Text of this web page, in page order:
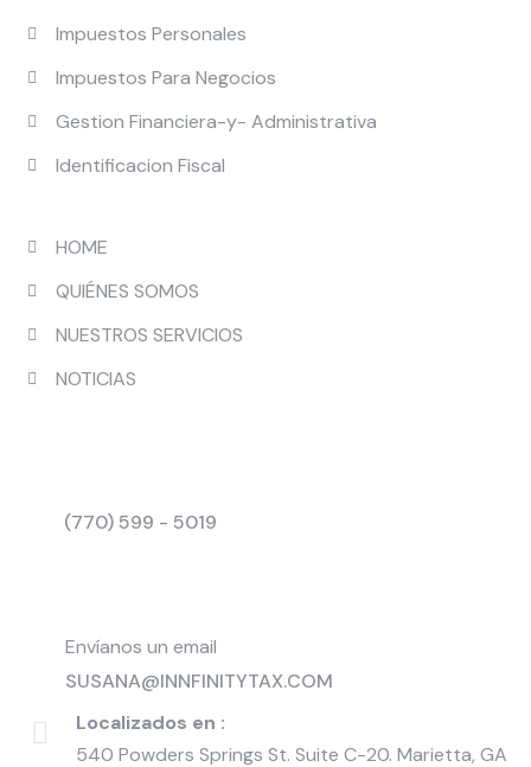
Impuestos Personales
Impuestos Para Negocios
Gestion Financiera-y- Administrativa
Identificacion Fiscal
HOME
QUIÉNES SOMOS
NUESTROS SERVICIOS
NOTICIAS
(770) 599 - 5019
Envíanos un email
SUSANA@INNFINITYTAX.COM
Localizados en :
540 Powders Springs St. Suite C-20. Marietta, GA